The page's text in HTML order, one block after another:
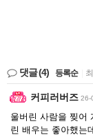
댓글(4) 등록순
커피러버즈 26-
울버린 사람을 찢어
린 배우는 좋아했는